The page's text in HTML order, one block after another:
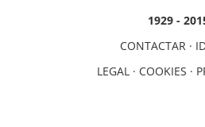
1929 -
CONTACTAR ·
LEGAL· COOKIES ·